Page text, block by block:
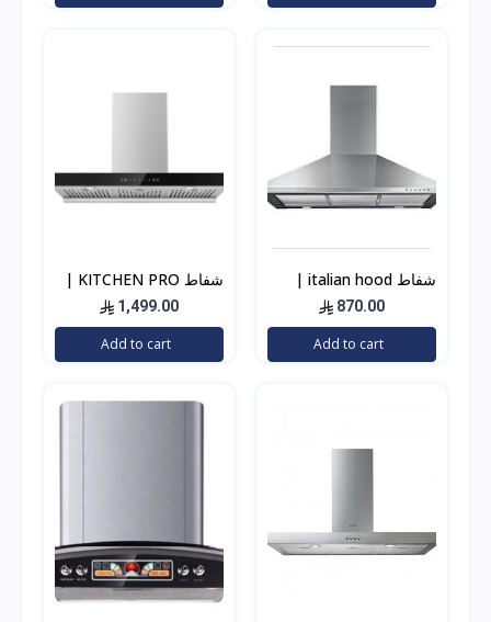
شفاط italian hood |
سم استيل 500 واط
870.00
Add to cart
شفاط KITCHEN PRO |
كتشن برو حرف T
1,499.00
Add to cart